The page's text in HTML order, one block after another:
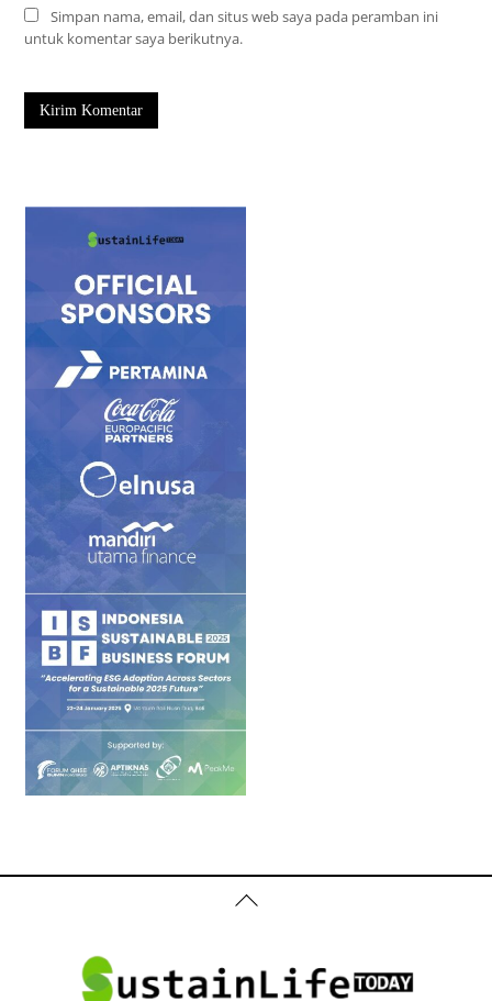
Simpan nama, email, dan situs web saya pada peramban ini
untuk komentar saya berikutnya.
Back
To